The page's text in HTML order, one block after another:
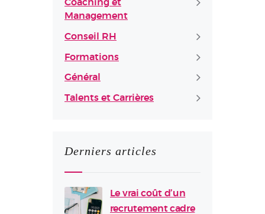
Coaching et
Management
Conseil RH
Formations
Général
Talents et Carrières
Derniers articles
Le vrai coût d’un
recrutement cadre